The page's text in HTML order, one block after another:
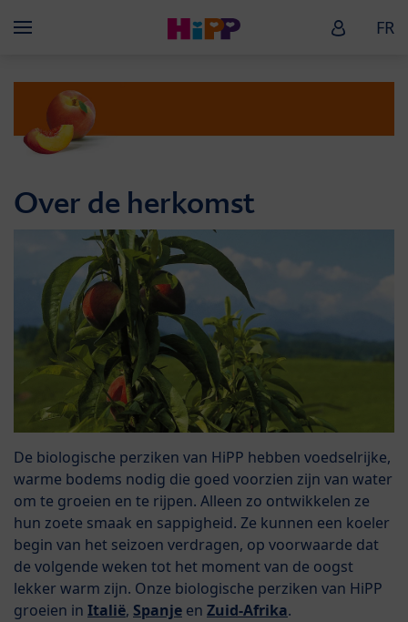
Menü HiPP FR
Over de herkomst
De biologische perziken van HiPP hebben voedselrijke,
warme bodems nodig die goed voorzien zijn van water
om te groeien en te rijpen. Alleen zo ontwikkelen ze
hun zoete smaak en sappigheid. Ze kunnen een koeler
begin van het seizoen verdragen, op voorwaarde dat
de volgende weken tot het moment van de oogst
lekker warm zijn. Onze biologische perziken van HiPP
groeien in Italië, Spanje en Zuid-Afrika.